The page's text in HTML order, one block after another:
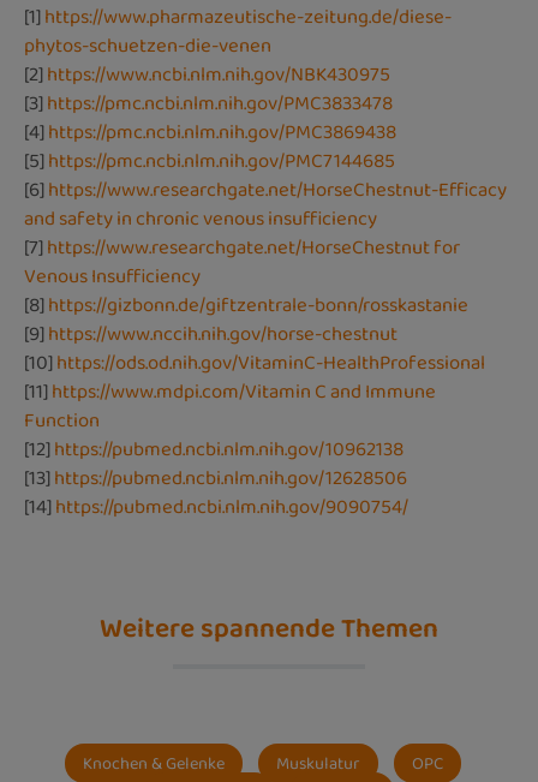
[1]https://www.pharmazeutische-zeitung.de/diese-
phytos-schuetzen-die-venen
[2]https://www.ncbi.nlm.nih.gov/NBK430975
[3]https://pmc.ncbi.nlm.nih.gov/PMC3833478
[4]https://pmc.ncbi.nlm.nih.gov/PMC3869438
[5]https://pmc.ncbi.nlm.nih.gov/PMC7144685
[6]https://www.researchgate.net/HorseChestnut-Efficacy
and safety in chronic venous insufficiency
[7]https://www.researchgate.net/HorseChestnut for
Venous Insufficiency
[8]https://gizbonn.de/giftzentrale-bonn/rosskastanie
[9]https://www.nccih.nih.gov/horse-chestnut
[10]https://ods.od.nih.gov/VitaminC-HealthProfessional
[11]https://www.mdpi.com/Vitamin C and Immune
Function
[12]https://pubmed.ncbi.nlm.nih.gov/10962138
[13]https://pubmed.ncbi.nlm.nih.gov/12628506
[14]https://pubmed.ncbi.nlm.nih.gov/9090754/
Weitere spannende Themen
Knochen & Gelenke Muskulatur
OPC